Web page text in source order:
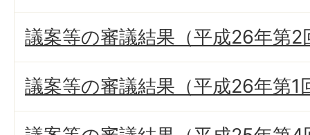
議案等の審議結果（平成26年第2
議案等の審議結果（平成26年第1